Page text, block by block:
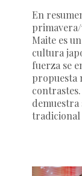
En
primavera/
Maite es
cultura
fuerza se
propuesta
tradicional